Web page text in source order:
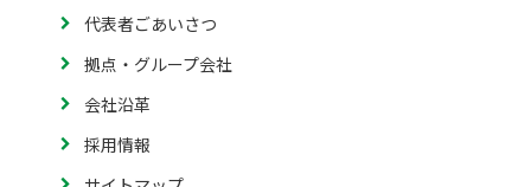
代表者ごあいさつ
拠点・グループ会社
会社沿革
採用情報